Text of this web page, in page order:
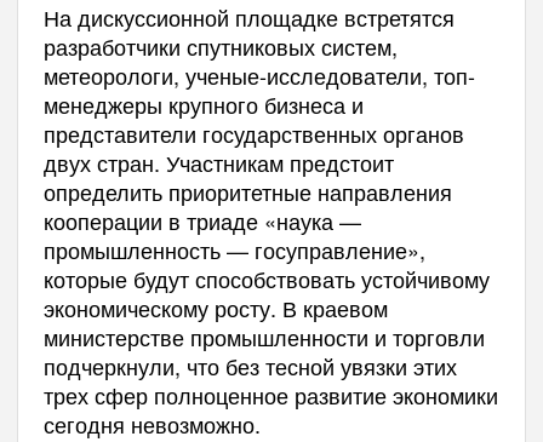
На дискуссионной площадке встретятся
разработчики спутниковых систем,
метеорологи, ученые-исследователи, топ-
менеджеры крупного бизнеса и
представители государственных органов
двух стран. Участникам предстоит
определить приоритетные направления
кооперации в триаде «наука —
промышленность — госуправление»,
которые будут способствовать устойчивому
экономическому росту. В краевом
министерстве промышленности и торговли
подчеркнули, что без тесной увязки этих
трех сфер полноценное развитие экономики
сегодня невозможно.